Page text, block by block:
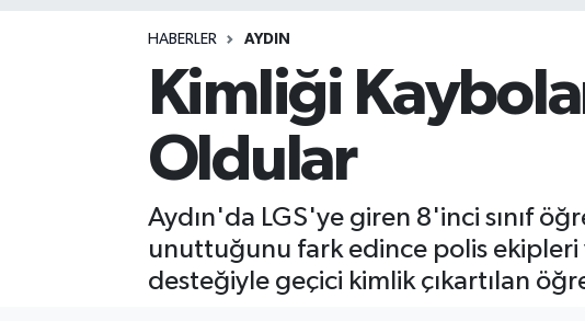
HABERLER AYDIN
Kimliği
Oldular
Aydın'da LGS'ye giren 8'inci sınıf
unuttuğunu fark edince polis
desteğiyle geçici kimlik çıkartılan